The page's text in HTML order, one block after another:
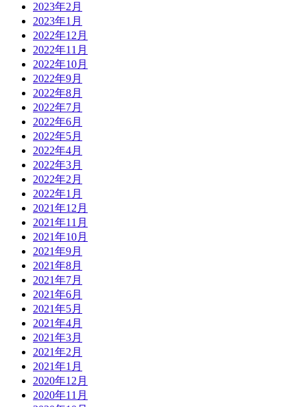
2023年2月
2023年1月
2022年12月
2022年11月
2022年10月
2022年9月
2022年8月
2022年7月
2022年6月
2022年5月
2022年4月
2022年3月
2022年2月
2022年1月
2021年12月
2021年11月
2021年10月
2021年9月
2021年8月
2021年7月
2021年6月
2021年5月
2021年4月
2021年3月
2021年2月
2021年1月
2020年12月
2020年11月